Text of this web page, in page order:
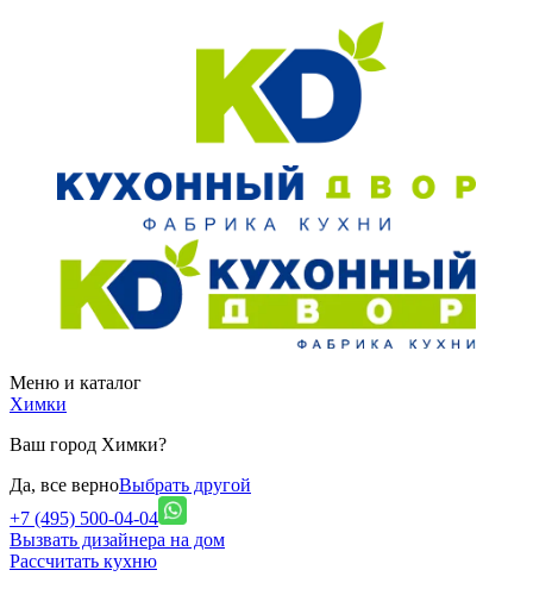
Меню и каталог
Химки
Ваш город Химки?
Да, все верноВыбрать другой
+7 (495) 500-04-04
Вызвать дизайнера на дом
Рассчитать кухню